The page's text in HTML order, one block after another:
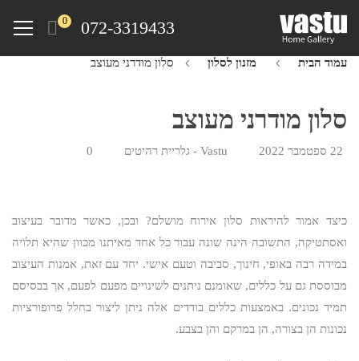
072-3319433
0
Menu
עמוד הבית מזנון לסלון סלון מודרני מעוצב
סלון מודרני מעוצב
22 ספטמבר 2022 Vastu - גלריית רהיטים
כיצד אמור להיראות סלון אירוח מושלם? ובכן, כאשר מדובר בעיצוב
ואסתטיקה, התשובה הינה שונה עבור כל אחד מאיתנו מכוון שהיא תלויה
במידה רבה באופי, חינוך, סביבה וטעם אישי. יחד עם זאת, אמנות העיצוב
מבוססת גם על כללים, שאומנם ניתנים לשינויים מפעם לפעם, אך בבסיסם
תמיד נכונים. באמצעות כללים בודדים אלה ניתן ליצור בחלל פרופורציות
נכונות הן בצורה, הן במרקם והן בצבע.